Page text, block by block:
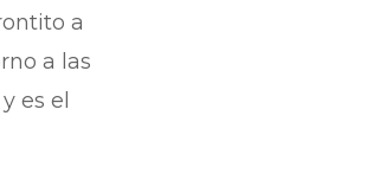
a
a las
es el